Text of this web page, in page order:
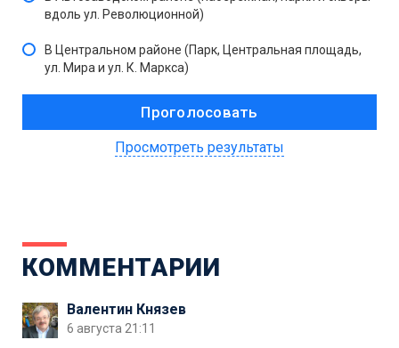
вдоль ул. Революционной)
В Центральном районе (Парк, Центральная площадь,
ул. Мира и ул. К. Маркса)
Просмотреть результаты
КОММЕНТАРИИ
Валентин Князев
6 августа 21:11